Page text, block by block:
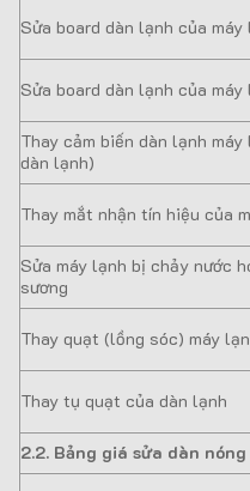
Sửa board dàn lạnh của máy
Sửa board dàn lạnh của
Thay cảm biến dàn lạnh
dàn lạnh)
Thay mắt nhận tín hiệu của
Sửa máy lạnh bị chảy nước
sương
Thay quạt (lồng sóc) máy
Thay tụ quạt của dàn lạnh
2.2. Bảng giá sửa dàn